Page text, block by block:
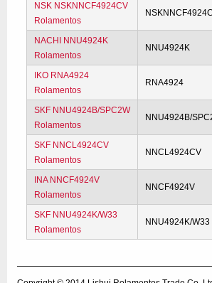
NSK NSKNNCF4924CV
Rolamentos
NACHI NNU4924K
Rolamentos
NNU4924K
IKO RNA4924
Rolamentos
RNA4924
SKF NNU4924B/SPC2W
Rolamentos
NNU4924B/
SKF NNCL4924CV
Rolamentos
NNCL4924CV
INA NNCF4924V
Rolamentos
NNCF4924V
SKF NNU4924K/W33
Rolamentos
NNU4924K/W33